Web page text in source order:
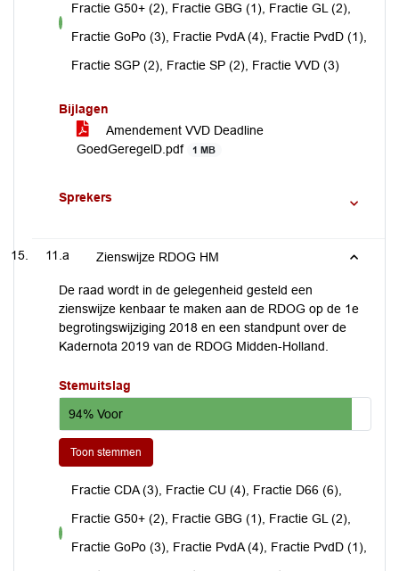
voor
Fractie G50+ (2), Fractie GBG (1), Fractie GL (2),
Fractie GoPo (3), Fractie PvdA (4), Fractie PvdD (1),
Fractie SGP (2), Fractie SP (2), Fractie VVD (3)
Bijlagen
Amendement VVD Deadline
GoedGeregelD.pdf
1 MB
Sprekers
11.a Zienswijze RDOG HM
De raad wordt in de gelegenheid gesteld een
zienswijze kenbaar te maken aan de RDOG op de 1e
begrotingswijziging 2018 en een standpunt over de
Kadernota 2019 van de RDOG Midden-Holland.
Stemuitslag
94% Voor
Toon stemmen
voor
Fractie CDA (3), Fractie CU (4), Fractie D66 (6),
Fractie G50+ (2), Fractie GBG (1), Fractie GL (2),
Fractie GoPo (3), Fractie PvdA (4), Fractie PvdD (1),